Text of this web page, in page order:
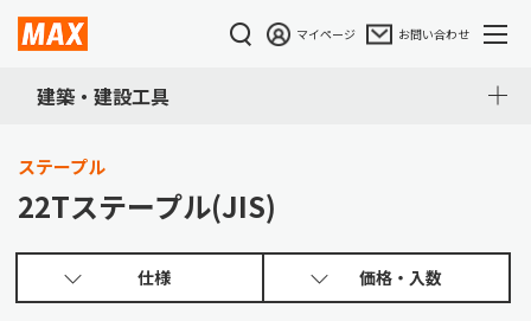
マイページ お問い合わせ
建築・建設工具
ステープル
22Tステープル(JIS)
仕様 価格・入数